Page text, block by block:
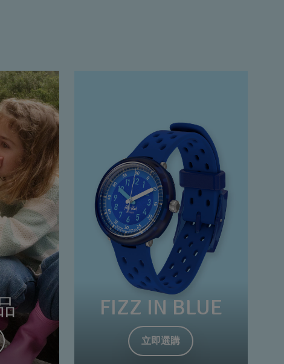
FIZZ IN BLUE
立即選購